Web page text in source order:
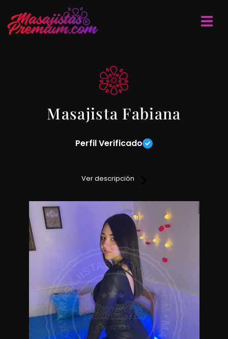
Masajista Fabiana
Perfil Verificado
descontracturantes y sensitivos 100% reales, me manejo con
reserva de turnos y coordinamos un momento inolvidable.
Masajistas en Belgrano
Ver descripción